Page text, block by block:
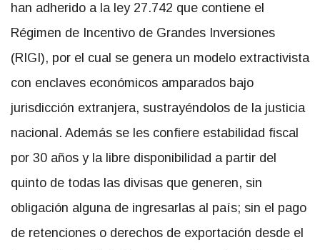
han adherido a la ley 27.742 que contiene el
Régimen de Incentivo de Grandes Inversiones
(RIGI), por el cual se genera un modelo extractivista
con enclaves económicos amparados bajo
jurisdicción extranjera, sustrayéndolos de la justicia
nacional. Además se les confiere estabilidad fiscal
por 30 años y la libre disponibilidad a partir del
quinto de todas las divisas que generen, sin
obligación alguna de ingresarlas al país; sin el pago
de retenciones o derechos de exportación desde el